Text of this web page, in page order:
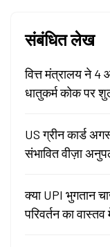
संबंधित लेख
वित्त मंत्रालय ने 4
धातुकर्म कोक पर
US ग्रीन कार्ड
संभावित वीज़ा
क्या UPI भुगतान
परिवर्तन का